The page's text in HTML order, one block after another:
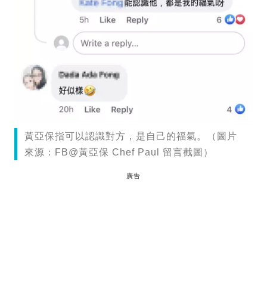
黃亞保指可以認識對方，是自己的福氣。（圖片
來源：FB@黃亞保 Chef Paul 留言截圖）
廣告